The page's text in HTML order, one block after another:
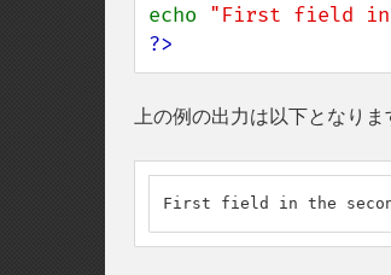
echo "First field in
?>
上の例の出力は以下となりま
First field in the